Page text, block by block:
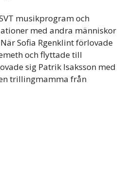
musikprogram och
med andra människor
Sofia Rgenklint förlovade
och flyttade till
sig Patrik Isaksson med
trillingmamma från